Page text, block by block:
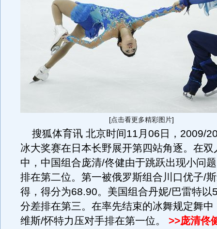
[点击看更多精彩图片]
搜狐体育讯 北京时间11月06日，2009/
冰大奖赛在日本长野展开第四站角逐。在双
中，中国组合庞清/佟健由于跳跃出现小问
排在第二位。第一被俄罗斯组合川口优子/
得，得分为68.90。美国组合丹妮/巴雷特以
分差排在第三。在率先结束的冰舞规定舞中
维斯/怀特力压对手排在第一位。 >>庞清佟